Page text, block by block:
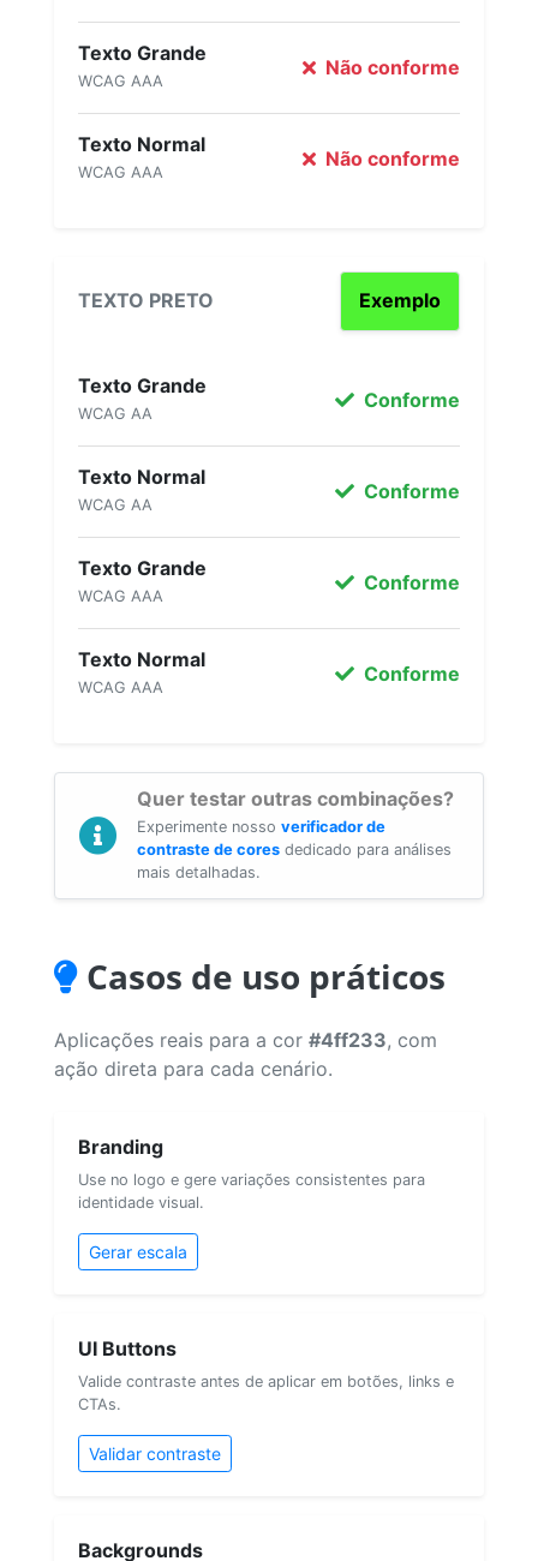
Texto Grande
WCAG AAA
Não conforme
Texto Normal
WCAG AAA
Não conforme
TEXTO PRETO Exemplo
Texto Grande
WCAG AA
Conforme
Texto Normal
WCAG AA
Conforme
Texto Grande
WCAG AAA
Conforme
Texto Normal
WCAG AAA
Conforme
Quer testar outras combinações?
Experimente nosso verificador de
contraste de cores dedicado para análises
mais detalhadas.
Casos de uso práticos
Aplicações reais para a cor #4ff233, com
ação direta para cada cenário.
Branding
Use no logo e gere variações consistentes para
identidade visual.
Gerar escala
UI Buttons
Valide contraste antes de aplicar em botões, links e
CTAs.
Validar contraste
Backgrounds